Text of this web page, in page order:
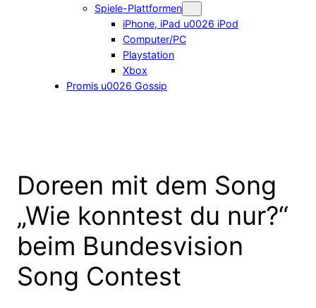
Spiele-Plattformen
iPhone, iPad u0026 iPod
Computer/PC
Playstation
Xbox
Promis u0026 Gossip
Doreen mit dem Song
„Wie konntest du nur?“
beim Bundesvision
Song Contest